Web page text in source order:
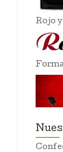
Rojo